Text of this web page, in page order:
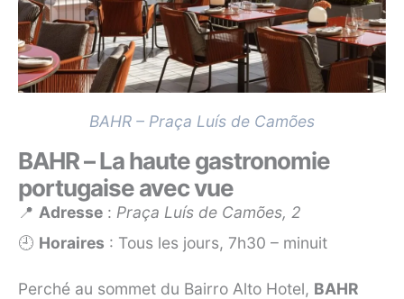
BAHR – Praça Luís de Camões
BAHR – La haute gastronomie
portugaise avec vue
📍 Adresse : Praça Luís de Camões, 2
🕘 Horaires : Tous les jours, 7h30 – minuit
Perché au sommet du Bairro Alto Hotel, BAHR